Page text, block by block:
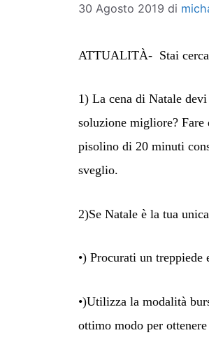
30 Agosto 2019 di
ATTUALITÀ- Stai
1) La cena di Natale
soluzione migliore? Fare
pisolino di 20 minuti
sveglio.
2)Se Natale è la tua
•) Procurati un treppiede
•)Utilizza la modalità
ottimo modo per